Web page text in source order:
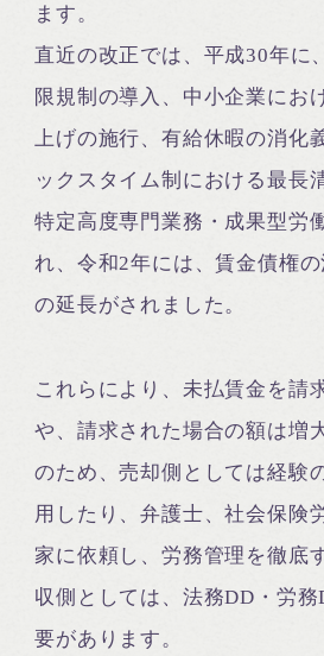
ます。
直近の改正では、平成30年に
限規制の導入、中小企業にお
上げの施行、有給休暇の消化
ックスタイム制における最長
特定高度専門業務・成果型労
れ、令和2年には、賃金債権
の延長がされました。
これらにより、未払賃金を請
や、請求された場合の額は増
のため、売却側としては経験
用したり、弁護士、社会保険
家に依頼し、労務管理を徹底
収側としては、法務DD・労
要があります。